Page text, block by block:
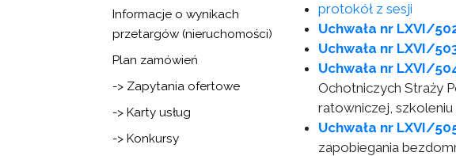
Informacje o wynikach
przetargów (nieruchomości)
Plan zamówień
-> Zapytania ofertowe
-> Karty usług
-> Konkursy
protokół z sesji
Uchwała nr LXVI/
Uchwała nr LXVI/
Uchwała nr LXVI/
Ochotniczych Straży
ratowniczej,
Uchwała nr LXVI/
zapobiegania